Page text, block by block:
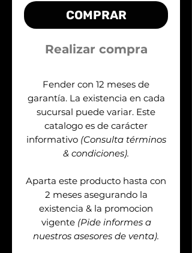
COMPRAR
Realizar compra
Fender con 12 meses de
garantía. La existencia en cada
sucursal puede variar. Este
catalogo es de carácter
informativo (Consulta términos
& condiciones).
Aparta este producto hasta con
2 meses asegurando la
existencia & la promocion
vigente (Pide informes a
nuestros asesores de venta).